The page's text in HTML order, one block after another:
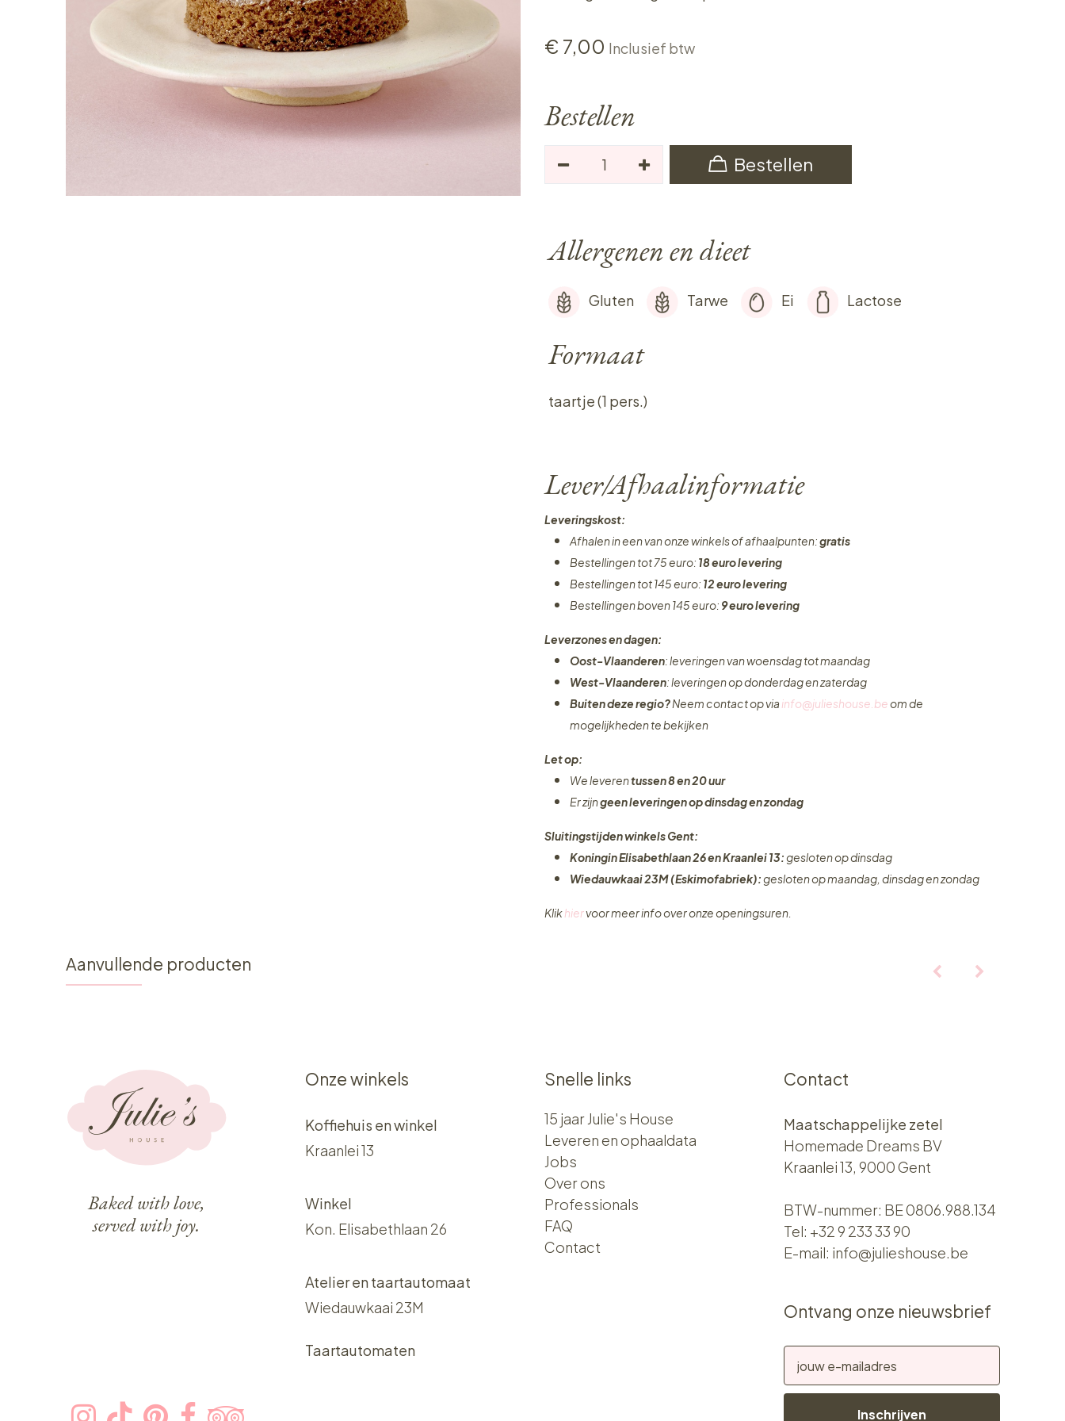
€ 7,00 Inclusief btw
Bestellen
Bestellen
Allergenen en dieet
Gluten Tarwe Ei Lactose
Formaat
taartje (1 pers.)
Lever/Afhaalinformatie
Leveringskost:
Afhalen in een van onze winkels of afhaalpunten:gratis
Bestellingen tot 75 euro: 18 euro levering
Bestellingen tot 145 euro: 12 euro levering
Bestellingen boven 145 euro: 9 euro levering
Leverzones en dagen:
Oost-Vlaanderen: leveringen van woensdag tot maandag
West-Vlaanderen: leveringen op donderdag en zaterdag
Buiten deze regio?Neem contact op via info@julieshouse.beom de
mogelijkheden te bekijken
Let op:
We leverentussen 8 en 20 uur
Er zijngeen leveringenop dinsdag en zondag
Sluitingstijden winkels Gent:
Koningin Elisabethlaan 26 en Kraanlei 13:gesloten op dinsdag
Wiedauwkaai 23M (Eskimofabriek):gesloten op maandag, dinsdag en zondag
Klikhiervoor meer info over onze openingsuren.
Aanvullende producten
Baked with love,
served with joy.
Onze winkels
Koffiehuis en winkel
Kraanlei 13
Winkel
Kon. Elisabethlaan 26
Atelier en taartautomaat
Wiedauwkaai 23M
Taartautomaten
Snelle links
15 jaar Julie's House
Leveren en ophaaldata
Jobs
Over ons​​
Professionals
FAQ
Contact
Contact
Maatschappelijke zetel
Homemade Dreams BV
Kraanlei 13, 9000 Gent
BTW-nummer: BE 0806.988.134
Tel: +32 9 233 33 90
E-mail: info@julieshouse.be
Ontvang onze nieuwsbrief
Inschrijven